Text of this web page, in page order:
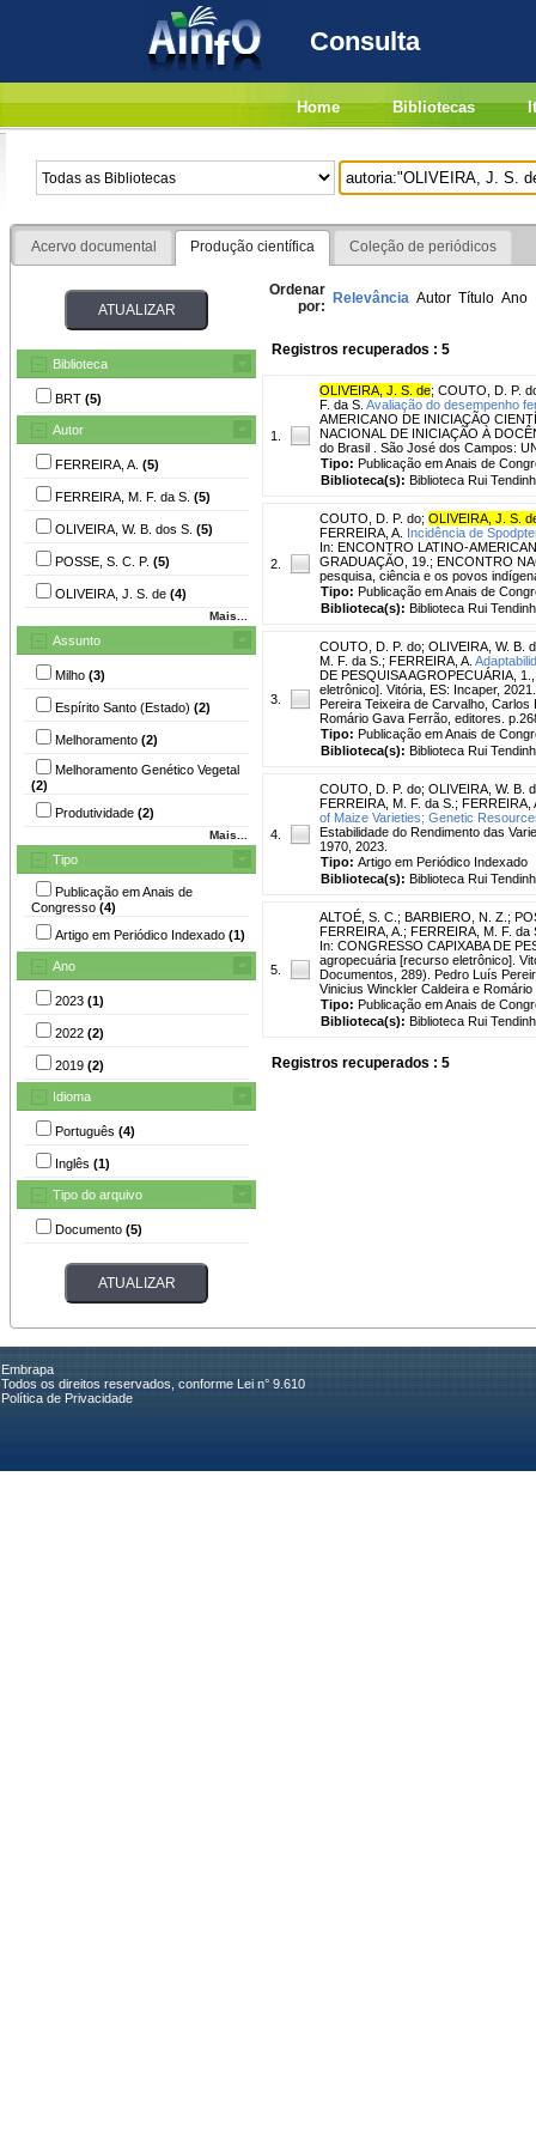
Consulta
Home Bibliotecas
Acervo documental Produção científica Coleção de periódicos
Biblioteca
BRT (5)
Autor
FERREIRA, A. (5)
FERREIRA, M. F. da S. (5)
OLIVEIRA, W. B. dos S. (5)
POSSE, S. C. P. (5)
OLIVEIRA, J. S. de (4)
Mais...
Assunto
Milho (3)
Espírito Santo (Estado) (2)
Melhoramento (2)
Melhoramento Genético Vegetal
(2)
Produtividade (2)
Mais...
Tipo
Publicação em Anais de
Congresso (4)
Artigo em Periódico Indexado (1)
Ano
2023 (1)
2022 (2)
2019 (2)
Idioma
Português (4)
Inglês (1)
Tipo do arquivo
Documento (5)
Ordenar
por: Relevância Autor Título Ano
Registros recuperados : 5
1.
OLIVEIRA, J. S. de; COUTO, D. P.
F. da S. Avaliação do desempenho
AMERICANO DE INICIAÇÃO
NACIONAL DE INICIAÇÃO À
do Brasil . São José dos Campos:
Tipo: Publicação em Anais de
Biblioteca(s): Biblioteca Rui
2.
COUTO, D. P. do; OLIVEIRA, J. S.
FERREIRA, A. Incidência de
In: ENCONTRO LATINO-
GRADUAÇÃO, 19.; ENCONTRO
pesquisa, ciência e os povos
Tipo: Publicação em Anais de
Biblioteca(s): Biblioteca Rui
3.
COUTO, D. P. do; OLIVEIRA, W. B.
M. F. da S. ; FERREIRA, A.
DE PESQUISA AGROPECUÁRIA,
eletrônico]. Vitória, ES: Incaper,
Pereira Teixeira de Carvalho,
Romário Gava Ferrão, editores.
Tipo: Publicação em Anais de
Biblioteca(s): Biblioteca Rui
4.
COUTO, D. P. do; OLIVEIRA, W. B.
FERREIRA, M. F. da S. ; FERREIRA,
of Maize Varieties; Genetic
Estabilidade do Rendimento das
1970, 2023.
Tipo: Artigo em Periódico Indexado
Biblioteca(s): Biblioteca Rui
5.
ALTOÉ, S. C. ; BARBIERO, N. Z. ;
FERREIRA, A. ; FERREIRA, M. F. da
In: CONGRESSO CAPIXABA DE
agropecuária [recurso eletrônico].
Documentos, 289). Pedro Luís
Vinicius Winckler Caldeira e
Tipo: Publicação em Anais de
Biblioteca(s): Biblioteca Rui
Registros recuperados : 5
Embrapa
Todos os direitos reservados, conforme Lei n° 9.610
Política de Privacidade